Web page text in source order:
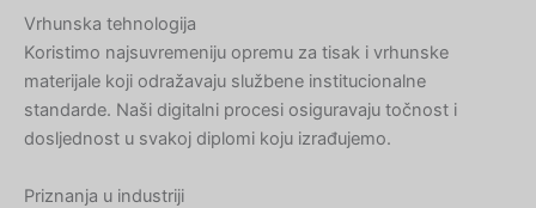
Vrhunska tehnologija
Koristimo najsuvremeniju opremu za tisak i vrhunske
materijale koji odražavaju službene institucionalne
standarde. Naši digitalni procesi osiguravaju točnost i
dosljednost u svakoj diplomi koju izrađujemo.
Priznanja u industriji